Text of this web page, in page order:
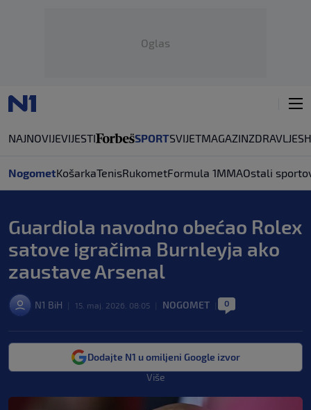
Oglas
NAJNOVIJEVIJESTI SPORTSVIJETMAGAZINZDRAVLJE
NogometKošarkaTenisRukometFormula 1MMAOstali
Guardiola navodno obećao Rolex
satove igračima Burnleyja ako
zaustave Arsenal
N1 BiH 15. maj. 2026. 08:05 NOGOMET 0
Dodajte N1 u omiljeni Google izvor
Više